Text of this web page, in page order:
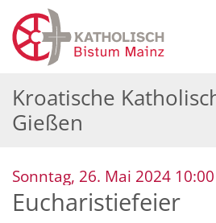
Zum Inhalt springen
Kroatische
Gießen
Sonntag, 26. Mai 2024 10:00
Eucharistiefeier